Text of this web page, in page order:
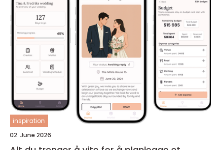
inspiration
02. June 2026